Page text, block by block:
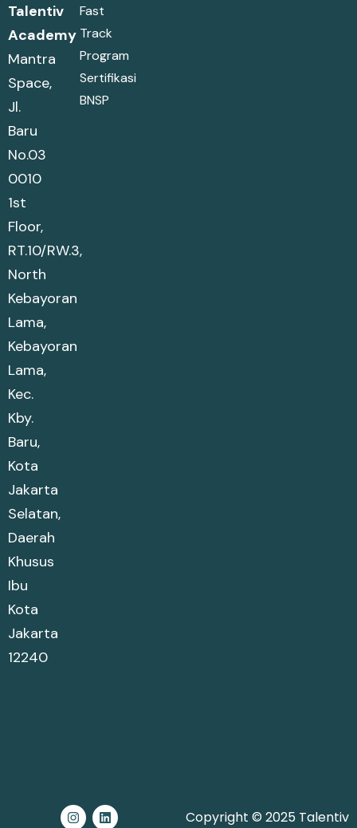
Talentiv
Academy
Mantra
Space,
Jl.
Baru
No.03
0010
1st
Floor,
RT.10/RW.3,
North
Kebayoran
Lama,
Kebayoran
Lama,
Kec.
Kby.
Baru,
Kota
Jakarta
Selatan,
Daerah
Khusus
Ibu
Kota
Jakarta
12240
Fast
Track
Program
Sertifikasi
BNSP
Copyright © 2025 Talentiv